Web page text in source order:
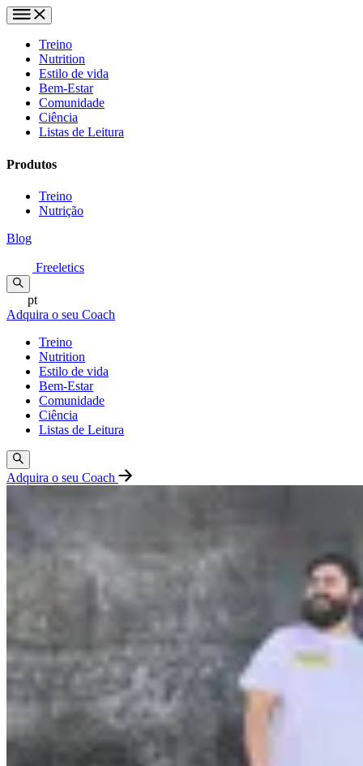
Treino
Nutrition
Estilo de vida
Bem-Estar
Comunidade
Ciência
Listas de Leitura
Produtos
Treino
Nutrição
Blog
Freeletics
pt
Adquira o seu Coach
Treino
Nutrition
Estilo de vida
Bem-Estar
Comunidade
Ciência
Listas de Leitura
Adquira o seu Coach